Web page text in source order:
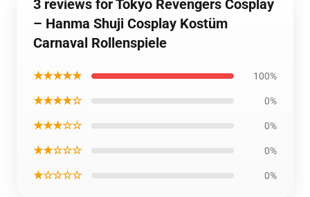
3 reviews for Tokyo Revengers Cosplay
– Hanma Shuji Cosplay Kostüm
Carnaval Rollenspiele
★★★★★ 100%
★★★★☆ 0%
★★★☆☆ 0%
★★☆☆☆ 0%
★☆☆☆☆ 0%